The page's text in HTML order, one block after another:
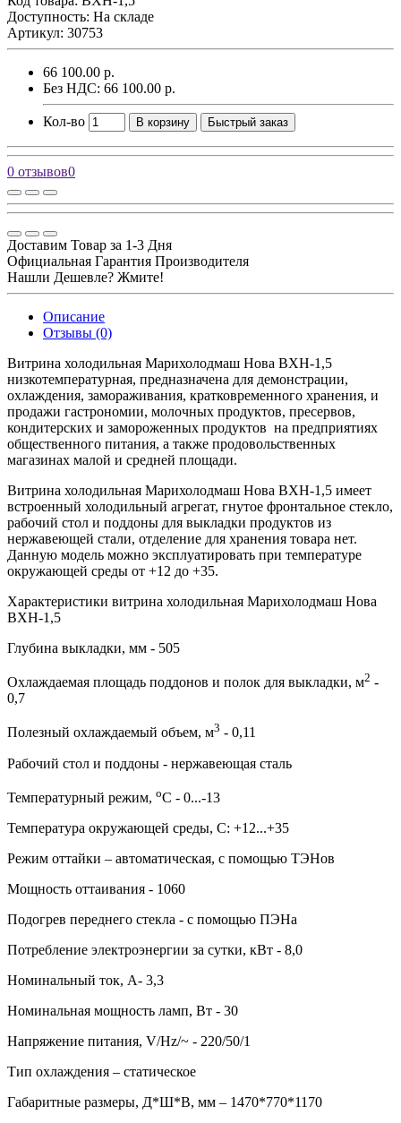
Доступность: На складе
Артикул: 30753
66 100.00 р.
Без НДС: 66 100.00 р.
Кол-во В корзину Быстрый заказ
0 отзывов0
Доставим Товар за 1-3 Дня
Официальная Гарантия Производителя
Нашли Дешевле? Жмите!
Описание
Отзывы (0)
Витрина холодильная Марихолодмаш Нова ВХН-1,5
низкотемпературная, предназначена для демонстрации,
охлаждения, замораживания, кратковременного хранения, и
продажи гастрономии, молочных продуктов, пресервов,
кондитерских и замороженных продуктов на предприятиях
общественного питания, а также продовольственных
магазинах малой и средней площади.
Витрина холодильная Марихолодмаш Нова ВХН-1,5 имеет
встроенный холодильный агрегат, гнутое фронтальное стекло,
рабочий стол и поддоны для выкладки продуктов из
нержавеющей стали, отделение для хранения товара нет.
Данную модель можно эксплуатировать при температуре
окружающей среды от +12 до +35.
Характеристики витрина холодильная Марихолодмаш Нова
ВХН-1,5
Глубина выкладки, мм - 505
Охлаждаемая площадь поддонов и полок для выкладки, м2 -
0,7
Полезный охлаждаемый объем, м3 - 0,11
Рабочий стол и поддоны - нержавеющая сталь
Температурный режим, оС - 0...-13
Температура окружающей среды, С: +12...+35
Режим оттайки – автоматическая, с помощью ТЭНов
Мощность оттаивания - 1060
Подогрев переднего стекла - с помощью ПЭНа
Потребление электроэнергии за сутки, кВт - 8,0
Номинальный ток, А- 3,3
Номинальная мощность ламп, Вт - 30
Напряжение питания, V/Hz/~ - 220/50/1
Тип охлаждения – статическое
Габаритные размеры, Д*Ш*В, мм – 1470*770*1170